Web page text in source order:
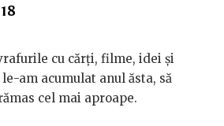
cu cărți, filme, idei și
am acumulat anul ăsta, să
cel mai aproape.